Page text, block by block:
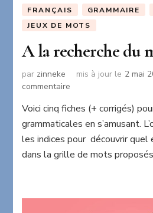
FRANÇAIS GRAMMAIRE
JEUX DE MOTS
A la recherche du
par zinneke mis à jour le 2 mai
commentaire
la
recherche
du
mystère
Voici cinq fiches (+ corrigés)
grammaticales en s’amusant.
les indices pour découvrir
dans la grille de mots